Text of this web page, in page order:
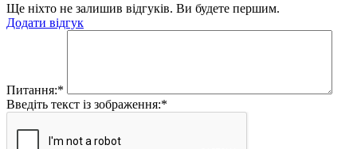
Ще ніхто не залишив відгуків. Ви будете першим.
Додати відгук
Питання:*
Введіть текст із зображення:*